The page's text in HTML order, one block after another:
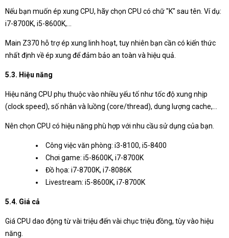
Nếu bạn muốn ép xung CPU, hãy chọn CPU có chữ "K" sau tên. Ví dụ:
i7-8700K, i5-8600K,...
Main Z370 hỗ trợ ép xung linh hoạt, tuy nhiên bạn cần có kiến thức
nhất định về ép xung để đảm bảo an toàn và hiệu quả.
5.3. Hiệu năng
Hiệu năng CPU phụ thuộc vào nhiều yếu tố như tốc độ xung nhịp
(clock speed), số nhân và luồng (core/thread), dung lượng cache,...
Nên chọn CPU có hiệu năng phù hợp với nhu cầu sử dụng của bạn.
Công việc văn phòng: i3-8100, i5-8400
Chơi game: i5-8600K, i7-8700K
Đồ họa: i7-8700K, i7-8086K
Livestream: i5-8600K, i7-8700K
5.4. Giá cả
Giá CPU dao động từ vài triệu đến vài chục triệu đồng, tùy vào hiệu
năng.